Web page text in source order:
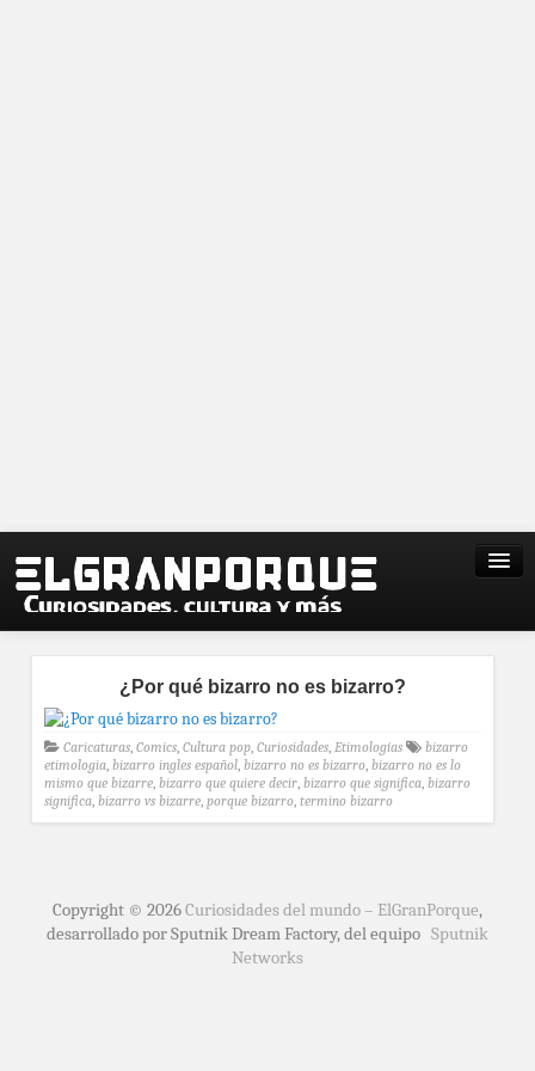
¿Por qué bizarro no es bizarro?
Caricaturas, Comics, Cultura pop, Curiosidades, Etimologías
bizarro
etimologia, bizarro ingles español, bizarro no es bizarro, bizarro no es lo
mismo que bizarre, bizarro que quiere decir, bizarro que significa, bizarro
significa, bizarro vs bizarre, porque bizarro, termino bizarro
Copyright © 2026Curiosidades del mundo – ElGranPorque,
desarrollado por Sputnik Dream Factory, del equipo Sputnik
Networks